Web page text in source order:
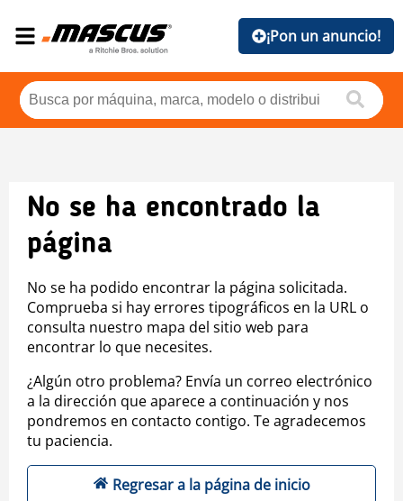
¡Pon un anuncio!
No se ha encontrado la
página
No se ha podido encontrar la página solicitada.
Comprueba si hay errores tipográficos en la URL o
consulta nuestro mapa del sitio web para
encontrar lo que necesites.
¿Algún otro problema? Envía un correo electrónico
a la dirección que aparece a continuación y nos
pondremos en contacto contigo. Te agradecemos
tu paciencia.
Regresar a la página de inicio